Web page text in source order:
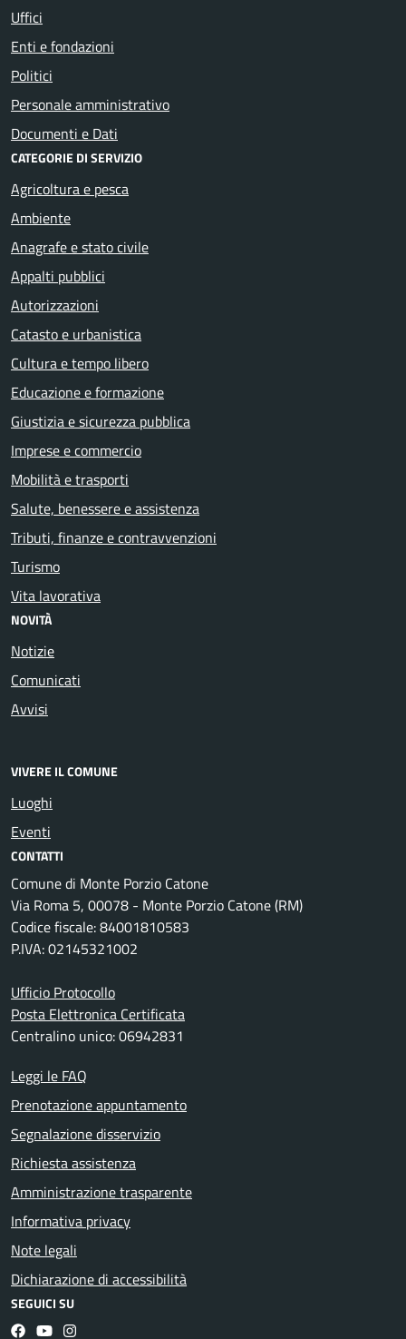
Uffici
Enti e fondazioni
Politici
Personale amministrativo
Documenti e Dati
CATEGORIE DI SERVIZIO
Agricoltura e pesca
Ambiente
Anagrafe e stato civile
Appalti pubblici
Autorizzazioni
Catasto e urbanistica
Cultura e tempo libero
Educazione e formazione
Giustizia e sicurezza pubblica
Imprese e commercio
Mobilità e trasporti
Salute, benessere e assistenza
Tributi, finanze e contravvenzioni
Turismo
Vita lavorativa
NOVITÀ
Notizie
Comunicati
Avvisi
VIVERE IL COMUNE
Luoghi
Eventi
CONTATTI
Comune di Monte Porzio Catone
Via Roma 5, 00078 - Monte Porzio Catone (RM)
Codice fiscale: 84001810583
P.IVA: 02145321002
Ufficio Protocollo
Posta Elettronica Certificata
Centralino unico: 06942831
Leggi le FAQ
Prenotazione appuntamento
Segnalazione disservizio
Richiesta assistenza
Amministrazione trasparente
Informativa privacy
Note legali
Dichiarazione di accessibilità
SEGUICI SU
Facebook
YouTubeInstagram